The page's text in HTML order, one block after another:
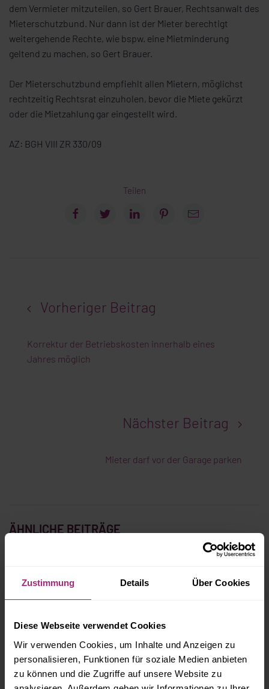
Zustimmung Details Über Cookies
Diese Webseite verwendet Cookies
Wir verwenden Cookies, um Inhalte und Anzeigen zu
personalisieren, Funktionen für soziale Medien anbieten
zu können und die Zugriffe auf unsere Website zu
dem Vermieter mitzuteilen, so Gert Brauer, Rechtsanwalt des
Mieterschutzbund. Nur dann ist der Mieter berechtigt
weitergehende Rechte, wie bspw. eine Mietminderung
geltend zu machen, so Gert Brauer.
Der Mieterschutzbund empfiehlt allen Mietern, möglichst
rechtzeitig Rechtsrat einzuholen, bevor die Miete gekürzt
oder die Mietzahlung gar eingestellt wird.
AZ: BGH VIII ZR 330/09
Teilen
Vorheriger Beitrag
Korrektur der Betriebskosten innerhalb eines
Jahres möglich
Nächster Beitrag
Mieter darf vor der Garage parken
ÄHNLICHE BEITRÄGE
BRUTTOMIETE
EIGENBEDARFSKÜNDIGUNGSMÖGLICHKEIT